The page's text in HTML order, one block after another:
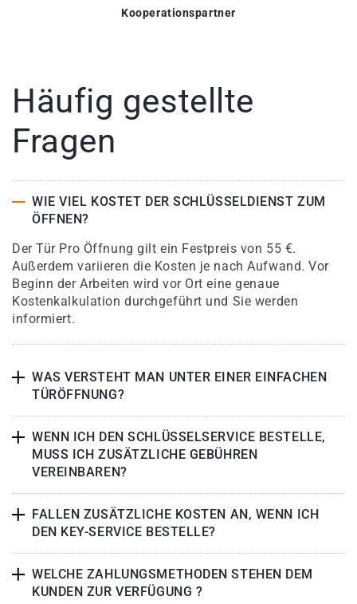
Kooperationspartner
Häufig gestellte
Fragen
WIE VIEL KOSTET DER SCHLÜSSELDIENST ZUM
ÖFFNEN?
Der Tür Pro Öffnung gilt ein Festpreis von 55 €.
Außerdem variieren die Kosten je nach Aufwand. Vor
Beginn der Arbeiten wird vor Ort eine genaue
Kostenkalkulation durchgeführt und Sie werden
informiert.
WAS VERSTEHT MAN UNTER EINER EINFACHEN
TÜRÖFFNUNG?
WENN ICH DEN SCHLÜSSELSERVICE BESTELLE,
MUSS ICH ZUSÄTZLICHE GEBÜHREN
VEREINBAREN?
FALLEN ZUSÄTZLICHE KOSTEN AN, WENN ICH
DEN KEY-SERVICE BESTELLE?
WELCHE ZAHLUNGSMETHODEN STEHEN DEM
KUNDEN ZUR VERFÜGUNG ?